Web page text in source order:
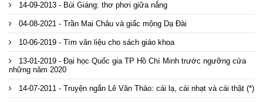
14-09-2013 - Bùi Giáng: thơ phơi giữa nắng
04-08-2021 - Trần Mai Châu và giấc mộng Dạ Đài
10-06-2019 - Tìm văn liệu cho sách giáo khoa
13-01-2019 - Đại học Quốc gia TP Hồ Chí Minh trước ngưỡng cửa
những năm 2020
14-07-2011 - Truyện ngắn Lê Văn Thảo: cái lạ, cái nhạt và cái thật (*)